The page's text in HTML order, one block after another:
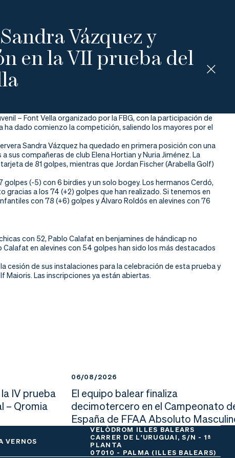
Vázquez y
en la VII prueba del
– Font Vella organizado por la FBG, con la participación de
ha dado comienzo la competición, saliendo los mayores por el
Sandra Vázquez ha quedado en primera posición con una
sus compañeras de club Elena Hortian y Nuria Jiménez. La
de 81 golpes, mientras que Jordan Fischer (Arabella Golf)
(-5) con 6 birdies y un solo bogey. Los hermanos Cerdó,
a los 74 (+2) golpes que han realizado. Si tenemos en
con 78 (+6) golpes y Álvaro Roldós en alevines con 76
con 52, Pablo Calafat en benjamines de hándicap no
en alevines con 54 golpes han sido los más destacados
cesión de sus instalaciones para la celebración de esta prueba y
Maioris. Las inscripciones ya están abiertas.
IV prueba
– Qromia
06/08/2026
El equipo balear finaliza
decimotercero en el Campeonato
España de FFAA Absoluto
VERNOS
VELÒDROM ILLES BALEARS
CARRER DE L'URUGUAI, S/N - 1ª
PLANTA
07010 - PALMA (ILLES BALEARS)